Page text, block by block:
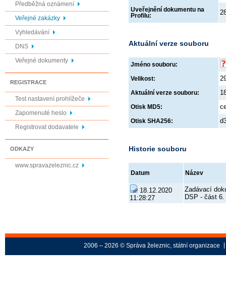
Předběžná oznámení
Veřejné zakázky
Vyhledávání
DNS
Veřejné dokumenty
REGISTRACE
Test nastavení prohlížeče
Zapomenuté heslo
Registrovat dodavatele
ODKAZY
www.spravazeleznic.cz
Uveřejnění dokumentu na
Profilu:
Aktuální verze souboru
Jméno souboru:
Velikost:
Aktuální verze souboru:
Otisk MD5:
Otisk SHA256:
Historie souboru
Datum Název
18.12.2020
11:28:27
Zadávací
DSP - část 6.
2006 – 2026 © Správa železnic, státní organizace